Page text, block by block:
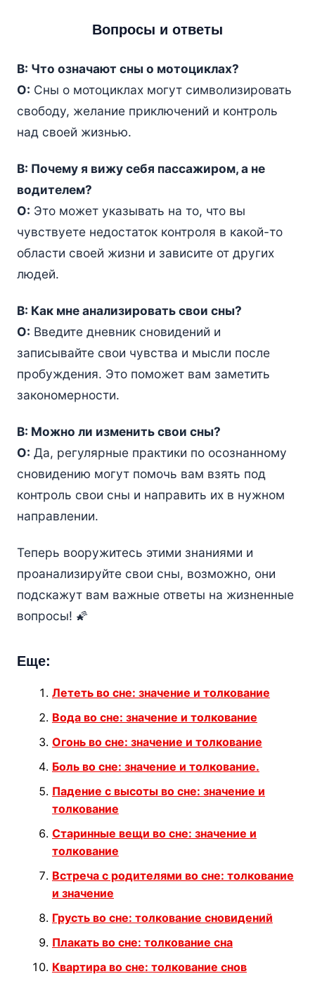
Вопросы и ответы
В: Что означают сны о мотоциклах?
О: Сны о мотоциклах могут символизировать
свободу, желание приключений и контроль
над своей жизнью.
В: Почему я вижу себя пассажиром, а не
водителем?
О: Это может указывать на то, что вы
чувствуете недостаток контроля в какой-то
области своей жизни и зависите от других
людей.
В: Как мне анализировать свои сны?
О: Введите дневник сновидений и
записывайте свои чувства и мысли после
пробуждения. Это поможет вам заметить
закономерности.
В: Можно ли изменить свои сны?
О: Да, регулярные практики по осознанному
сновидению могут помочь вам взять под
контроль свои сны и направить их в нужном
направлении.
Теперь вооружитесь этими знаниями и
проанализируйте свои сны, возможно, они
подскажут вам важные ответы на жизненные
вопросы! 🌠
Еще:
Лететь во сне: значение и толкование
Вода во сне: значение и толкование
Огонь во сне: значение и толкование
Боль во сне: значение и толкование.
Падение с высоты во сне: значение и
толкование
Старинные вещи во сне: значение и
толкование
Встреча с родителями во сне: толкование
и значение
Грусть во сне: толкование сновидений
Плакать во сне: толкование сна
Квартира во сне: толкование снов